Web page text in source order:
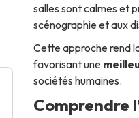
salles sont calmes et
scénographie et aux
Cette approche rend
favorisant une
sociétés humaines.
Comprendre